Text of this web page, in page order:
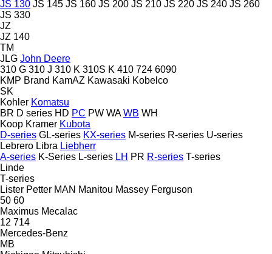
JS 130 JS 145 JS 160 JS 200 JS 210 JS 220 JS 240 JS 260
JS 330
JZ
JZ 140
TM
JLG John Deere
310 G 310 J 310 K 310S K 410 724 6090
KMP Brand KamAZ Kawasaki Kobelco
SK
Kohler Komatsu
BR D series HD PC PW WA WB WH
Koop Kramer Kubota
D-series GL-series KX-series M-series R-series U-series
Lebrero Libra Liebherr
A-series K-Series L-series LH PR R-series T-series
Linde
T-series
Lister Petter MAN Manitou Massey Ferguson
50 60
Maximus Mecalac
12 714
Mercedes-Benz
MB